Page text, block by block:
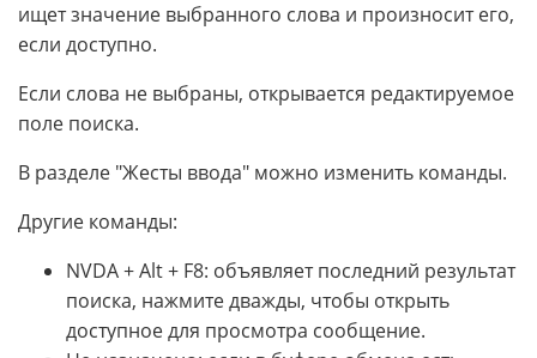
ищет значение выбранного слова и произносит его,
если доступно.
Если слова не выбраны, открывается редактируемое
поле поиска.
В разделе "Жесты ввода" можно изменить команды.
Другие команды:
NVDA + Alt + F8: объявляет последний результат
поиска, нажмите дважды, чтобы открыть
доступное для просмотра сообщение.